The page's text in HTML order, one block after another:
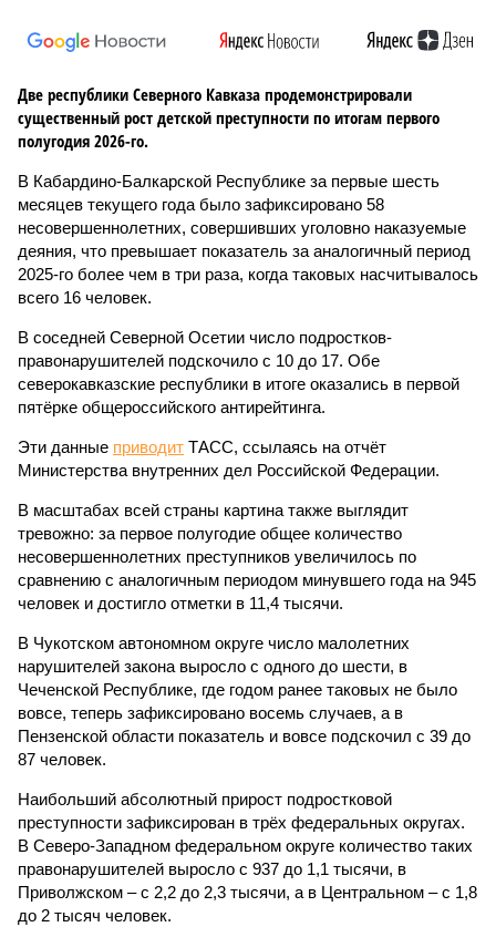
Две республики Северного Кавказа продемонстрировали
существенный рост детской преступности по итогам первого
полугодия 2026-го.
В Кабардино-Балкарской Республике за первые шесть
месяцев текущего года было зафиксировано 58
несовершеннолетних, совершивших уголовно наказуемые
деяния, что превышает показатель за аналогичный период
2025-го более чем в три раза, когда таковых насчитывалось
всего 16 человек.
В соседней Северной Осетии число подростков-
правонарушителей подскочило с 10 до 17. Обе
северокавказские республики в итоге оказались в первой
пятёрке общероссийского антирейтинга.
Эти данные приводит ТАСС, ссылаясь на отчёт
Министерства внутренних дел Российской Федерации.
В масштабах всей страны картина также выглядит
тревожно: за первое полугодие общее количество
несовершеннолетних преступников увеличилось по
сравнению с аналогичным периодом минувшего года на 945
человек и достигло отметки в 11,4 тысячи.
В Чукотском автономном округе число малолетних
нарушителей закона выросло с одного до шести, в
Чеченской Республике, где годом ранее таковых не было
вовсе, теперь зафиксировано восемь случаев, а в
Пензенской области показатель и вовсе подскочил с 39 до
87 человек.
Наибольший абсолютный прирост подростковой
преступности зафиксирован в трёх федеральных округах.
В Северо-Западном федеральном округе количество таких
правонарушителей выросло с 937 до 1,1 тысячи, в
Приволжском – с 2,2 до 2,3 тысячи, а в Центральном – с 1,8
до 2 тысяч человек.